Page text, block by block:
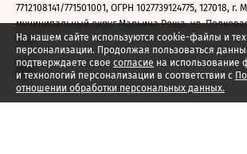
На нашем сайте используются cookie-файлы и
персонализации. Продолжая пользоваться
подтверждаете свое согласие на использование
и технологий персонализации в соответствии с
отношении обработки персональных данных.
7712108141/771501001, ОГРН 1027739124775, 127018, г.
муниципальный округ Марьина Роща, ул.
2026